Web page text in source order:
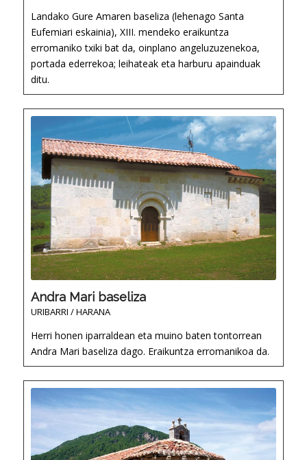
Landako Gure Amaren baseliza (lehenago Santa
Eufemiari eskainia), XIII. mendeko eraikuntza
erromaniko txiki bat da, oinplano angeluzuzenekoa,
portada ederrekoa; leihateak eta harburu apainduak
ditu.
Andra Mari baseliza
URIBARRI / HARANA
Herri honen iparraldean eta muino baten tontorrean
Andra Mari baseliza dago. Eraikuntza erromanikoa da.